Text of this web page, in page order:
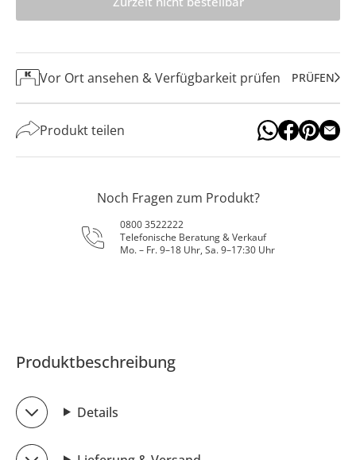
Vor Ort ansehen & Verfügbarkeit prüfen PRÜFEN
Produkt teilen
Noch Fragen zum Produkt?
0800 3522222
Telefonische Beratung & Verkauf
Mo. – Fr. 9–18 Uhr, Sa. 9–17:30 Uhr
Produktbeschreibung
Details